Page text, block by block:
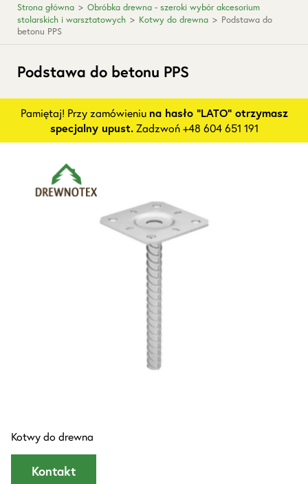
Strona główna > Obróbka drewna - szeroki wybór akcesorium
stolarskich i warsztatowych > Kotwy do drewna > Podstawa do
betonu PPS
Podstawa do betonu PPS
Pamiętaj! Przy zamówieniu na hasło "LATO" otrzymasz
specjalny upust.Zadzwoń +48 604 651 191
Kotwy do drewna
Kontakt